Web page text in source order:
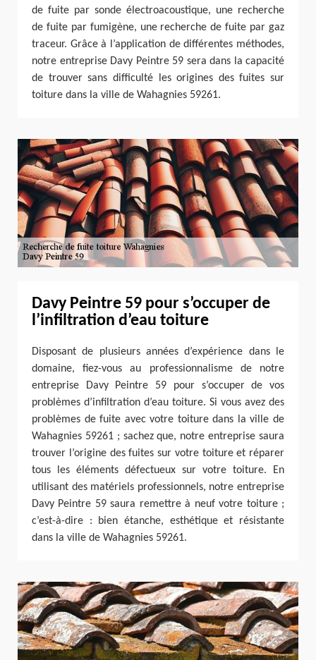
de fuite par sonde électroacoustique, une recherche
de fuite par fumigène, une recherche de fuite par gaz
traceur. Grâce à l’application de différentes méthodes,
notre entreprise Davy Peintre 59 sera dans la capacité
de trouver sans difficulté les origines des fuites sur
toiture dans la ville de Wahagnies 59261.
Davy Peintre 59 pour s’occuper de
l’infiltration d’eau toiture
Disposant de plusieurs années d’expérience dans le
domaine, fiez-vous au professionnalisme de notre
entreprise Davy Peintre 59 pour s’occuper de vos
problèmes d’infiltration d’eau toiture. Si vous avez des
problèmes de fuite avec votre toiture dans la ville de
Wahagnies 59261 ; sachez que, notre entreprise saura
trouver l’origine des fuites sur votre toiture et réparer
tous les éléments défectueux sur votre toiture. En
utilisant des matériels professionnels, notre entreprise
Davy Peintre 59 saura remettre à neuf votre toiture ;
c’est-à-dire : bien étanche, esthétique et résistante
dans la ville de Wahagnies 59261.